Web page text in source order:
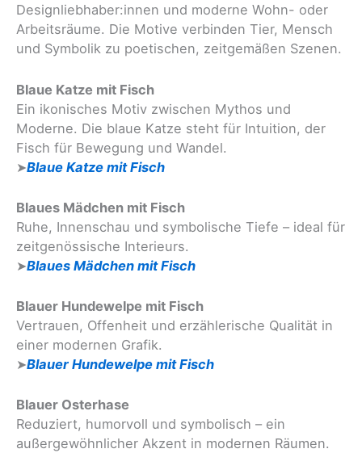
Designliebhaber:innen und moderne Wohn- oder
Arbeitsräume. Die Motive verbinden Tier, Mensch
und Symbolik zu poetischen, zeitgemäßen Szenen.
Blaue Katze mit Fisch
Ein ikonisches Motiv zwischen Mythos und
Moderne. Die blaue Katze steht für Intuition, der
Fisch für Bewegung und Wandel.
➤Blaue Katze mit Fisch
Blaues Mädchen mit Fisch
Ruhe, Innenschau und symbolische Tiefe – ideal für
zeitgenössische Interieurs.
➤Blaues Mädchen mit Fisch
Blauer Hundewelpe mit Fisch
Vertrauen, Offenheit und erzählerische Qualität in
einer modernen Grafik.
➤Blauer Hundewelpe mit Fisch
Blauer Osterhase
Reduziert, humorvoll und symbolisch – ein
außergewöhnlicher Akzent in modernen Räumen.